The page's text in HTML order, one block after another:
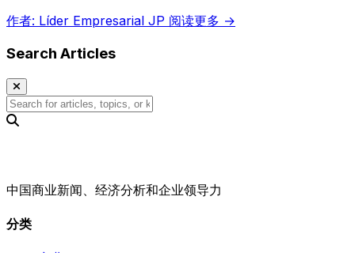
作者: Líder Empresarial JP 阅读更多 →
Search Articles
中国商业新闻、经济分析和企业领导力
分类